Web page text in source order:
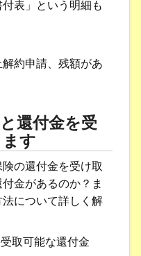
表」という明細も
約申請、残額があ
還付金を受
す
の還付金を受け取
金があるのか？ま
について詳しく解
取可能な還付金